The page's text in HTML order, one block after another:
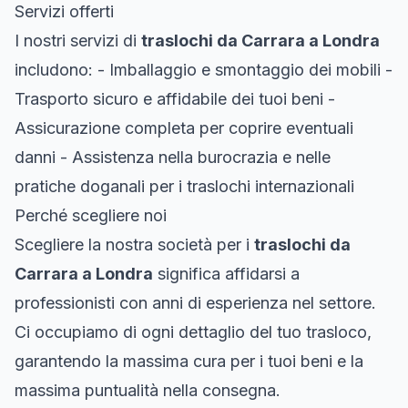
Servizi offerti
I nostri servizi di traslochi da Carrara a Londra
includono: - Imballaggio e smontaggio dei mobili -
Trasporto sicuro e affidabile dei tuoi beni -
Assicurazione completa per coprire eventuali
danni - Assistenza nella burocrazia e nelle
pratiche doganali per i traslochi internazionali
Perché scegliere noi
Scegliere la nostra società per i traslochi da
Carrara a Londra significa affidarsi a
professionisti con anni di esperienza nel settore.
Ci occupiamo di ogni dettaglio del tuo trasloco,
garantendo la massima cura per i tuoi beni e la
massima puntualità nella consegna.